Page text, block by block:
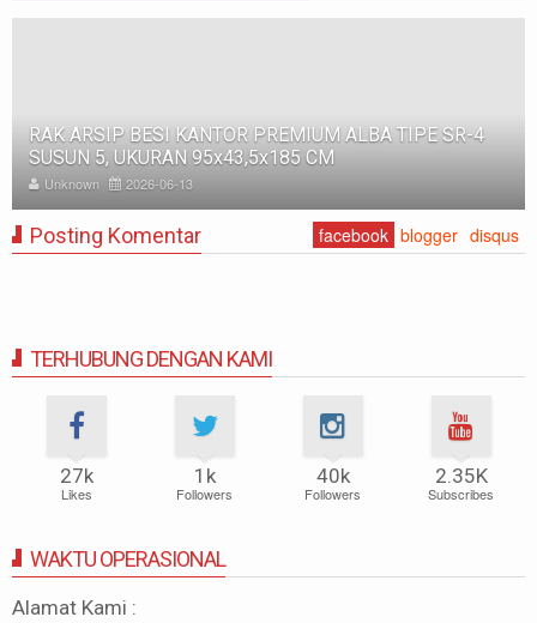
RAK BESI SUSUN GUDANG PABRIK MEDIUM DUTY ZA-
500, WARNA FULL BIRU, UKURAN 150x100x200 CM
Unknown 2025-11-12
Posting Komentar facebook blogger disqus
TERHUBUNG DENGAN KAMI
27k
Likes
1k
Followers
40k
Followers
2.35K
Subscribes
WAKTU OPERASIONAL
Alamat Kami :